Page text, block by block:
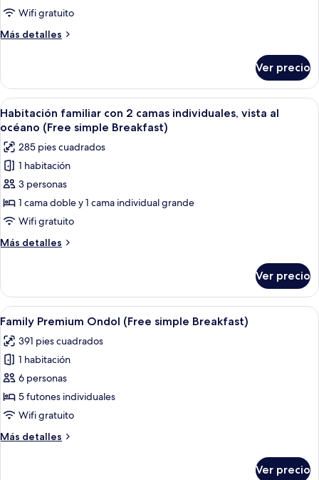
con
2
camas
(Free
simple
Breakfast)
Wifi gratuito
Más detalles
Más
familiar
con
2
camas
individuales
(Free
simple
Breakfast)
Ver precio
Abrir
todas
las
fotos
de
Habitación
familiar
con
2
camas
vista
al
océano
(Free
simple
Breakfast)
Una habitación de hotel con dos
6
Habitación familiar con 2 camas individuales, vista al
océano (Free simple Breakfast)
285 pies cuadrados
1 habitación
3 personas
1 cama doble y 1 cama individual grande
Wifi gratuito
Más detalles
Más
familiar
con
2
camas
individuales,
vista
al
océano
(Free
simple
Breakfast)
Ver precio
Abrir
todas
las
fotos
de
Family
Premium
(Free
Una sala de estar moderna con una
5
Family Premium Ondol (Free simple Breakfast)
391 pies cuadrados
1 habitación
6 personas
5 futones individuales
Wifi gratuito
Más detalles
Más
Ver precio